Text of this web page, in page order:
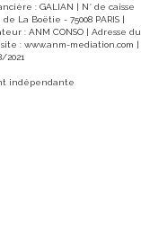
sont disponibles
visiter
: GALIAN | N° de caisse
La Boëtie - 75008 PARIS |
: ANM CONSO | Adresse du
site : www.anm-mediation.com |
indépendante